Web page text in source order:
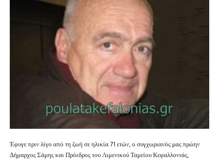
Έφυγε πριν λίγο από τη ζωή σε ηλικία 71 ετών, ο συγχωριανός μας πρώην
Δήμαρχος Σάμης και Πρόεδρος του Λιμενικού Ταμείου Κεφαλλονιάς,